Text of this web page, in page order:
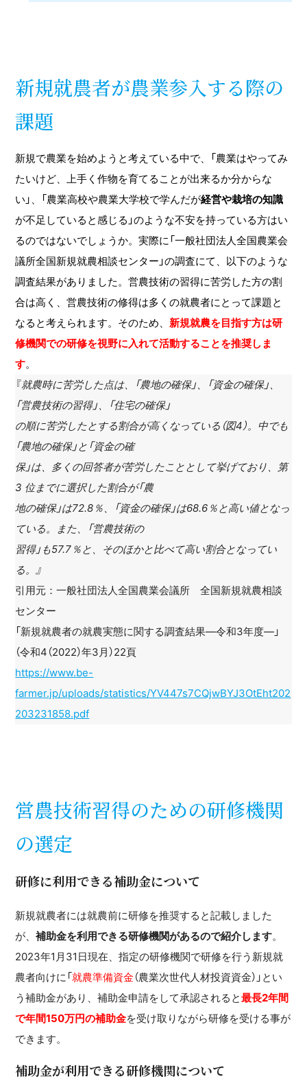
新規就農者が農業参入する際の
課題
新規で農業を始めようと考えている中で、「農業はやってみ
たいけど、上手く作物を育てることが出来るか分からな
い」、「農業高校や農業大学校で学んだが経営や栽培の知識
が不足していると感じる」のような不安を持っている方はい
るのではないでしょうか。実際に「一般社団法人全国農業会
議所全国新規就農相談センター」の調査にて、以下のような
調査結果がありました。営農技術の習得に苦労した方の割
合は高く、営農技術の修得は多くの就農者にとって課題と
なると考えられます。そのため、新規就農を目指す方は研
修機関での研修を視野に入れて活動することを推奨しま
す。
『就農時に苦労した点は、「農地の確保」、「資金の確保」、
「営農技術の習得」、「住宅の確保」
の順に苦労したとする割合が高くなっている（図4）。中でも
「農地の確保」と「資金の確
保」は、多くの回答者が苦労したこととして挙げており、第
3 位までに選択した割合が「農
地の確保」は72.8％、「資金の確保」は68.6％と高い値となっ
ている。また、「営農技術の
習得」も57.7％と、そのほかと比べて高い割合となってい
る。』
引用元：一般社団法人全国農業会議所 全国新規就農相談
センター
「新規就農者の就農実態に関する調査結果―令和3年度―」
（令和4（2022）年3月）22頁
https://www.be-
farmer.jp/uploads/statistics/YV447s7CQjwBYJ3OtEht202
203231858.pdf
営農技術習得のための研修機関
の選定
研修に利用できる補助金について
新規就農者には就農前に研修を推奨すると記載しました
が、補助金を利用できる研修機関があるので紹介します。
2023年1月31日現在、指定の研修機関で研修を行う新規就
農者向けに「就農準備資金 （農業次世代人材投資資金）」とい
う補助金があり、補助金申請をして承認されると最長2年間
で年間150万円の補助金を受け取りながら研修を受ける事が
できます。
補助金が利用できる研修機関について